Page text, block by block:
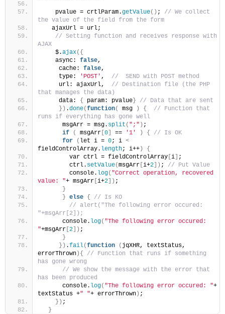
    pvalue = crtlParam.
getValue() ; // We collect
the value of the field from the form
   ajaxUrl = url;
// Setting function and receives response with
AJAX
    $.
ajax({
    async:
false,
     cache:
false,
     type:
'POST' , //  SEND with POST method
     url: ajaxUrl,
// Destination file (the PHP
that manages the data)
     data:
{ param: pvalue}
// Data that are sent
}) .done(function( msg ) {
// Function that
runs if everything has gone well
      msgArr = msg.
split ( ";" ) ;
if
( msgArr [0] == '1' ) { // Is OK
for
( let i = 0; i <
fieldControlArray. length; i++)
{
        var ctrl = fieldControlArray
[i] ;
        ctrl.
setValue(msgArr [i+2]) ; // Put Value
        console.
log( "Correct operation, recovered
value: "+ msgArr [i+2]) ;
}
} else { // Is KO
// alert("The following error occured:
"+msgArr[2]);
      console.
log( "The following error occured:
"+msgArr [2]) ;
}
}) .fail(function ( jqXHR, textStatus,
errorThrown){ // Function that runs if something
has gone wrong
// We show the message with the error that
has been produced
      console.
log( "The following error occured: "+
textStatus +" "+ errorThrown) ;
}) ;
}